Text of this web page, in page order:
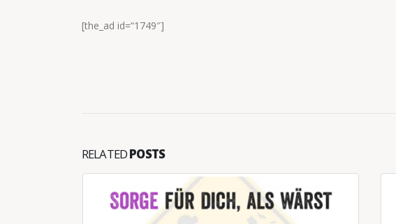
[the_ad id=“1749″]
RELATEDPOSTS